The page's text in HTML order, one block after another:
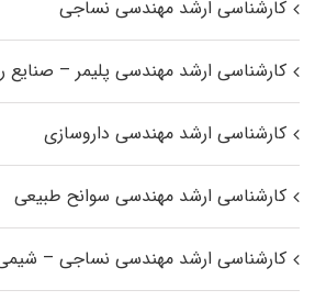
کارشناسی ارشد مهندسی نساجی
کارشناسی ارشد مهندسی پلیمر – صنایع
کارشناسی ارشد مهندسی داروسازی
کارشناسی ارشد مهندسی سوانح طبیعی
کارشناسی ارشد مهندسی نساجی –